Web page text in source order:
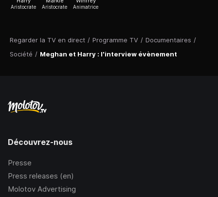
Regarder la TV en direct / Programme TV / Documentaires /
Société / Meghan et Harry : l'interview évènement
Aristocrate Aristocrate Animatrice
Découvrez-nous
Presse
Press releases (en)
Molotov Advertising